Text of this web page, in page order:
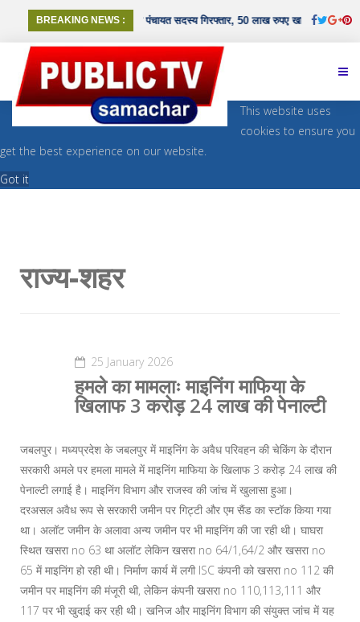
BREAKING NEWS :
रुपए की ठगी में भाजपा जिला पंचायत सदस्य गिरफ्तार, 50 लाख रुपए खाते में आने के मिले
This website uses
cookies to ensure you
get the best experience on our website.
Got it
राज्य-शहर
25 January 2026
हमले का मामलाः माइनिंग माफिया के
खिलाफ 3 करोड़ 24 लाख की पेनाल्टी
जबलपुर। मध्यप्रदेश के जबलपुर में माइनिंग के अवैध परिवहन की चेकिंग के दौरान
सरकारी अमले पर हमला मामले में माइनिंग माफिया के खिलाफ 3 करोड़ 24 लाख की
पेनाल्टी लगाई है। माइनिंग विभाग और राजस्व की जांच में खुलासा हुआ।
दरअसल अवैध रूप से सरकारी जमीन पर गिट्टी और एम सैंड का स्टॉक किया गया
था। अलॉट जमीन के अलावा अन्य जमीन पर भी माइनिंग की जा रही थी। घाघरा
स्थित खसरा no 63 था अलॉट लेकिन खसरा no 64/1,64/2 और खसरा no
65 में माइनिंग हो रही थी। निर्माण कार्य में लगी ISC कंपनी को खसरा no 112 की
जमीन पर माइनिंग की मंजूरी थी, लेकिन कंपनी खसरा no 110,113,111 और
117 पर भी खुदाई कर रही थी। खनिज और माइनिंग विभाग की संयुक्त जांच में यह